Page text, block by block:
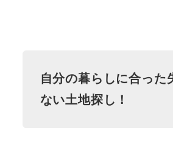
自分の暮らしに合った
ない土地探し！